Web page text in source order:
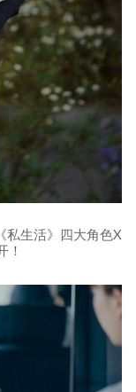
私生活》四大角色X
！